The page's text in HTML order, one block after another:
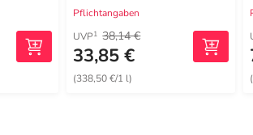
Pflichtangaben
UVP1 38,14 €
33,85 €
(338,50 €/1 l)